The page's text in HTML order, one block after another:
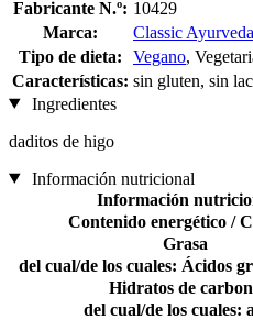
Fabricante N.º: 10429
Marca:
Classic Ayurveda
Tipo de dieta:
Vegano,
Características: sin gluten, sin
Ingredientes
daditos de higo
Información nutricional
Información
Contenido energético /
Grasa
del cual/de los cuales: Ácidos
Hidratos de
del cual/de los cuales: